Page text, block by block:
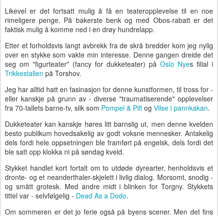
Likevel er det fortsatt mulig å få en teateropplevelse til en noe
rimeligere penge. På bakerste benk og med Obos-rabatt er det
faktisk mulig å komme ned i en drøy hundrelapp.
Etter et forholdsvis langt avbrekk fra de skrå bredder kom jeg nylig
over en stykke som vakte min interesse. Denne gangen dreide det
seg om "figurteater" (fancy for dukketeater) på Oslo Nyes filial i
Trikkestallen på Torshov.
Jeg har alltid hatt en fasinasjon for denne kunstformen, til tross for -
eller kanskje på grunn av - diverse "traumatiserende" opplevelser
fra 70-tallets barne-tv, slik som Pompel & Pilt og Vilse i pannkakan.
Dukketeater kan kanskje høres litt barnslig ut, men denne kvelden
besto publikum hovedsakelig av godt voksne mennesker. Antakelig
dels fordi hele oppsetningen ble framført på engelsk, dels fordi det
ble satt opp klokka ni på søndag kveld.
Stykket handlet kort fortalt om to utdøde dyrearter, henholdsvis et
dronte- og et neanderthaler-skjelett i livlig dialog. Morsomt, snodig -
og smått grotesk. Med andre midt i blinken for Torgny. Stykkets
tittel var - selvfølgelig - Dead As a Dodo.
Om sommeren er det jo ferie også på byens scener. Men det fins